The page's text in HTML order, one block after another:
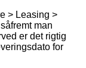
> Leasing >
man
er det rigtig
for